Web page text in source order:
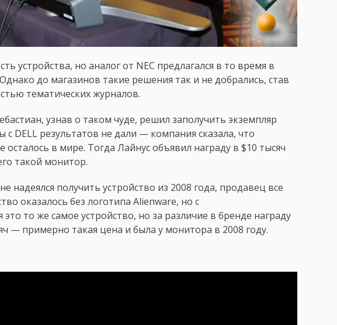
устройства, но аналог от NEC предлагался в то время в
до магазинов такие решения так и не добрались, став
тематических журналов.
узнав о таком чуде, решил заполучить экземпляр
с DELL результатов не дали — компания сказала, что
в мире. Тогда Лайнус объявил награду в $10 тысяч
такой монитор.
надеялся получить устройство из 2008 года, продавец все
оказалось без логотипа Alienware, но с
то же самое устройство, но за различие в бренде награду
— примерно такая цена и была у монитора в 2008 году.